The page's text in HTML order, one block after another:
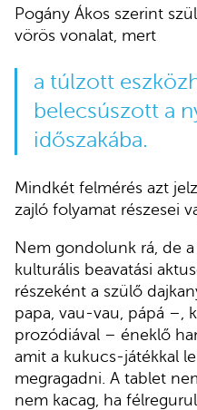
Pogány Ákos szerint
vörös vonalat, mert
a túlzott
belecsúszott a
időszakába.
Mindkét felmérés azt
zajló folyamat részesei
Nem gondolunk rá, de
kulturális beavatási
részeként a szülő
papa, vau-vau, pápá –,
prozódiával – éneklő
amit a kukucs-játékkal
megragadni. A tablet
nem kacag, ha félregurul